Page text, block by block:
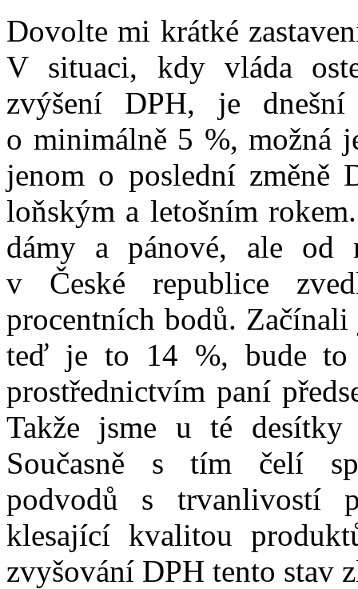
Dovolte mi krátké
V situaci, kdy vláda
zvýšení DPH, je
o minimálně 5 %, možná
jenom o poslední změně
loňským a letošním
dámy a pánové, ale od
v České republice
procentních bodů. Začínali
teď je to 14 %, bude to
prostřednictvím paní
Takže jsme u té
Současně s tím čelí
podvodů s trvanlivostí
klesající kvalitou
zvyšování DPH tento stav